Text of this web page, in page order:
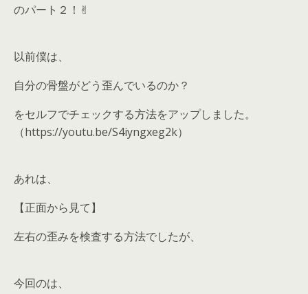
のパート２！✌︎
以前僕は、
自分の骨盤がどう歪んでいるのか？
をセルフでチェックする方法をアップしました。
（https://youtu.be/S4iyngxeg2k）
あれは、
【正面から見て】
左右の歪みを検査する方法でしたが、
今回のは、